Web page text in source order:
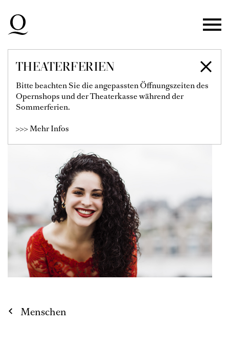
Zur Hauptnavigation springen
Zum Hauptinhalt springen
Zum Footer springen
THEATERFERIEN
Bitte beachten Sie die angepassten Öffnungszeiten des
Opernshops und der Theaterkasse während der
Sommerferien.
>>> Mehr Infos
ALEXANDRA
URQUIOLA
Menschen